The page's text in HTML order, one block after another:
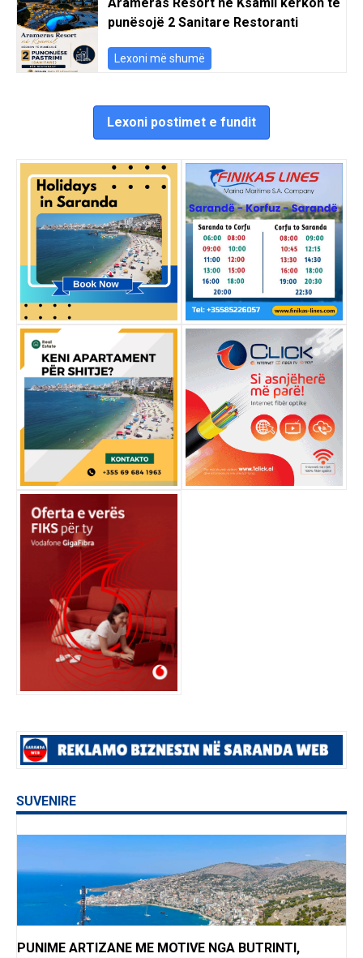
Arameras Resort në Ksamil kërkon të
punësojë 2 Sanitare Restoranti
Lexoni më shumë
Lexoni postimet e fundit
SUVENIRE
PUNIME ARTIZANE ME MOTIVE NGA BUTRINTI,